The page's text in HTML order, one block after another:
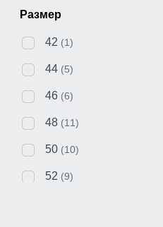
Размер
42 (1)
44 (5)
46 (6)
48 (11)
50 (10)
52 (9)